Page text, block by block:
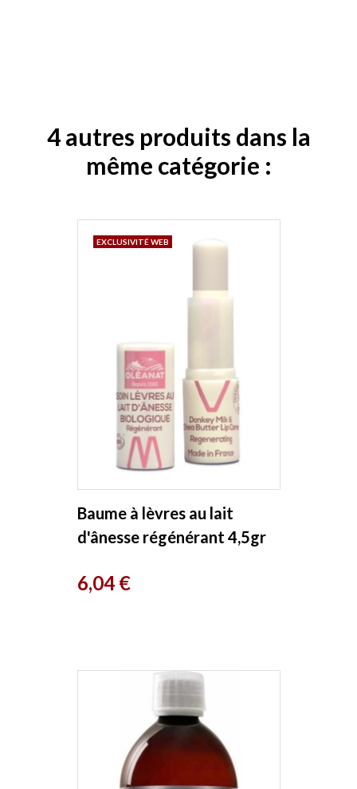
4 autres produits dans la
même catégorie :
Baume à lèvres au lait
d'ânesse régénérant 4,5gr
Prix
6,04 €
EXCLUSIVITÉ WEB